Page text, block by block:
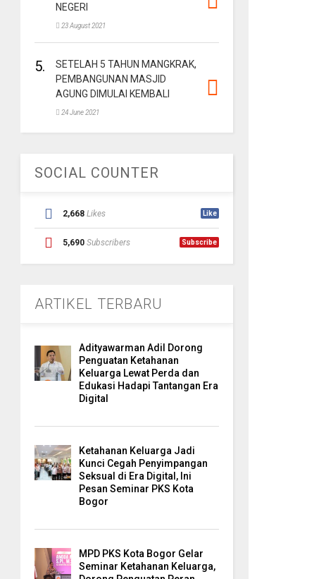
NEGERI
23 August 2021
5.
SETELAH 5 TAHUN MANGKRAK,
PEMBANGUNAN MASJID
AGUNG DIMULAI KEMBALI
24 June 2021
SOCIAL COUNTER
2,668 Likes Like
5,690 Subscribers Subscribe
ARTIKEL TERBARU
Adityawarman Adil Dorong
Penguatan Ketahanan
Keluarga Lewat Perda dan
Edukasi Hadapi Tantangan Era
Digital
Ketahanan Keluarga Jadi
Kunci Cegah Penyimpangan
Seksual di Era Digital, Ini
Pesan Seminar PKS Kota
Bogor
MPD PKS Kota Bogor Gelar
Seminar Ketahanan Keluarga,